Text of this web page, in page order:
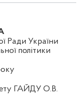
Ради України
політики
ГАЙДУ О.В.